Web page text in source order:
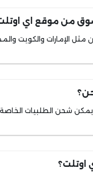
من موقع اي
الإمارات والكويت
شحن الطلبيات
اوتلت؟